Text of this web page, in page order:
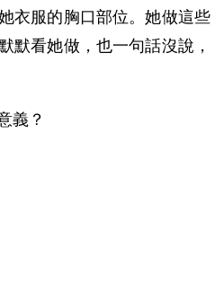
衣服的胸口部位。她做這些
默看她做，也一句話沒說，
義？